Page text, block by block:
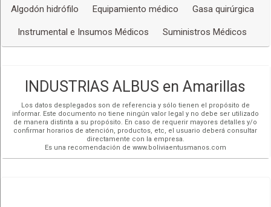
Algodón hidrófilo Equipamiento médico Gasa quirúrgica
Instrumental e Insumos Médicos Suministros Médicos
INDUSTRIAS ALBUS en Amarillas
Los datos desplegados son de referencia y sólo tienen el propósito de
informar. Este documento no tiene ningún valor legal y no debe ser utilizado
de manera distinta a su propósito. En caso de requerir mayores detalles y/o
confirmar horarios de atención, productos, etc, el usuario deberá consultar
directamente con la empresa.
Es una recomendación de www.boliviaentusmanos.com